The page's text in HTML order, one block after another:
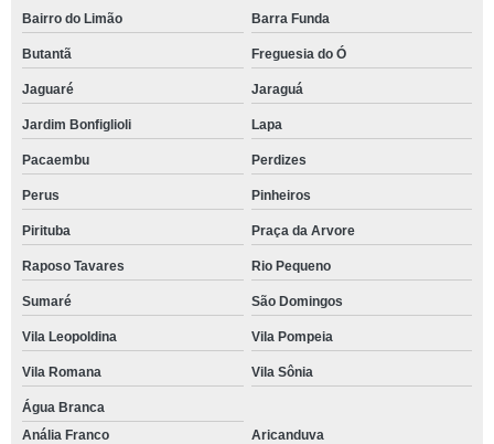
Bairro do Limão Barra Funda
Butantã Freguesia do Ó
Jaguaré Jaraguá
Jardim Bonfiglioli Lapa
Pacaembu Perdizes
Perus Pinheiros
Pirituba Praça da Arvore
Raposo Tavares Rio Pequeno
Sumaré São Domingos
Vila Leopoldina Vila Pompeia
Vila Romana Vila Sônia
Água Branca
Anália Franco
Aricanduva